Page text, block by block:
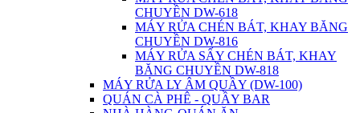
CHUYỀN DW-618
MÁY RỬA CHÉN BÁT, KHAY BĂNG
CHUYỀN DW-816
MÁY RỬA SẤY CHÉN BÁT, KHAY
BĂNG CHUYỀN DW-818
MÁY RỬA LY ÂM QUẦY (DW-100)
QUÁN CÀ PHÊ - QUẦY BAR